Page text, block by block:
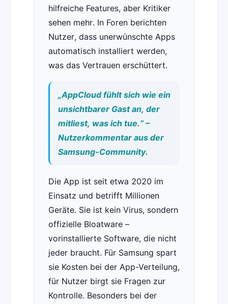
hilfreiche Features, aber Kritiker
sehen mehr. In Foren berichten
Nutzer, dass unerwünschte Apps
automatisch installiert werden,
was das Vertrauen erschüttert.
„AppCloud fühlt sich wie ein
unsichtbarer Gast an, der
mitliest, was ich tue.“ –
Nutzerkommentar aus der
Samsung-Community.
Die App ist seit etwa 2020 im
Einsatz und betrifft Millionen
Geräte. Sie ist kein Virus, sondern
offizielle Bloatware –
vorinstallierte Software, die nicht
jeder braucht. Für Samsung spart
sie Kosten bei der App-Verteilung,
für Nutzer birgt sie Fragen zur
Kontrolle. Besonders bei der